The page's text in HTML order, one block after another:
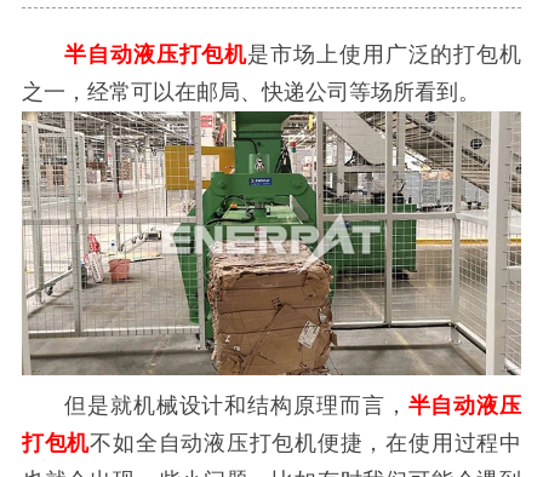
半自动液压打包机是市场上使用广泛的打包机
之一，经常可以在邮局、快递公司等场所看到。
但是就机械设计和结构原理而言， 半自动液压
打包机不如全自动液压打包机便捷，在使用过程中